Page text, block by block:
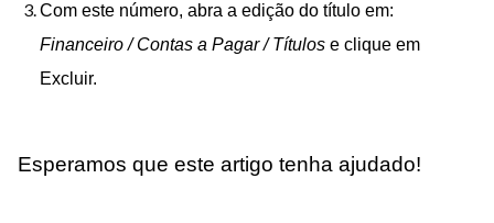
Com este número, abra a edição do título em:
Financeiro / Contas a Pagar / Títulos e clique em
Excluir.
Esperamos que este artigo tenha ajudado!